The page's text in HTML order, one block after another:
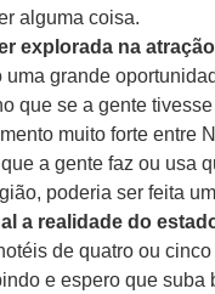
alguma coisa.
explorada na
grande
que se a gente
muito forte
a gente faz ou usa
poderia ser feita
a realidade do
de quatro ou
e espero que